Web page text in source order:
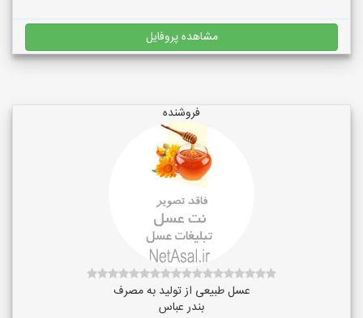
مشاهده پروفایل
فروشنده
عسل طبیعی از تولید به مصرف
بندر عباس